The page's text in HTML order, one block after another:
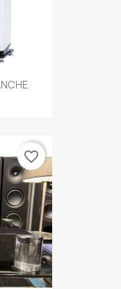
favorite_border